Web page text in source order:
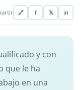
🔗 f 𝕏 in
y con
que le ha
en una